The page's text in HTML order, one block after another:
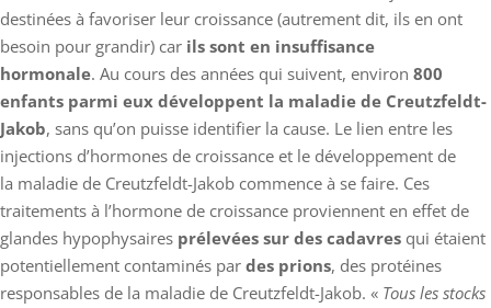
destinées à favoriser leur croissance (autrement dit, ils en ont
besoin pour grandir) car ils sont en insuffisance
hormonale. Au cours des années qui suivent, environ 800
enfants parmi eux développent la maladie de Creutzfeldt-
Jakob, sans qu’on puisse identifier la cause. Le lien entre les
injections d’hormones de croissance et le développement de
la maladie de Creutzfeldt-Jakob commence à se faire. Ces
traitements à l’hormone de croissance proviennent en effet de
glandes hypophysaires prélevées sur des cadavres qui étaient
potentiellement contaminés par des prions, des protéines
responsables de la maladie de Creutzfeldt-Jakob. « Tous les stocks